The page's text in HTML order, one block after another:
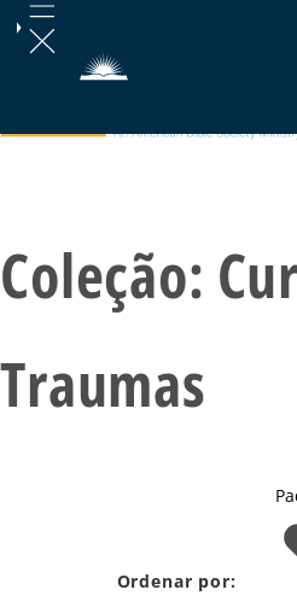
Coleção:
Traumas
Ordenar por: